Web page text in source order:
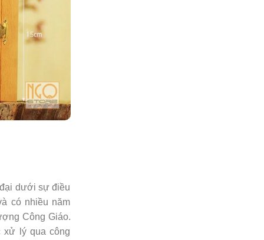
dưới sự điều
có nhiều năm
Công Giáo.
xử lý qua công